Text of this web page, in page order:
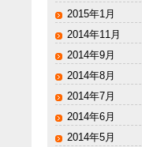
2015年1月
2014年11月
2014年9月
2014年8月
2014年7月
2014年6月
2014年5月